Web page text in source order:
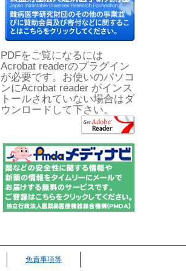
PDFをご覧になるには
Acrobat readerのプラグイン
が必要です。お使いのパソコ
ンにAcrobat reader がインス
トールされていない場合はダ
ウンロードして下さい。
免責事項等